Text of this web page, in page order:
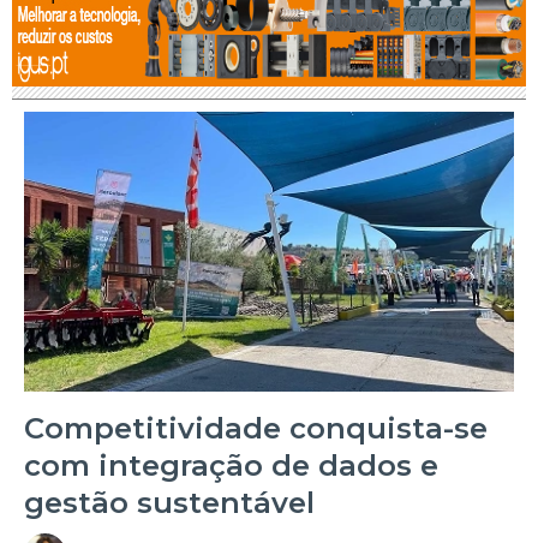
Competitividade conquista-se
com integração de dados e
gestão sustentável